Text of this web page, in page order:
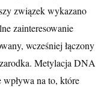
związek wykazano
zainteresowanie
wcześniej łączony
Metylacja DNA
na to, które